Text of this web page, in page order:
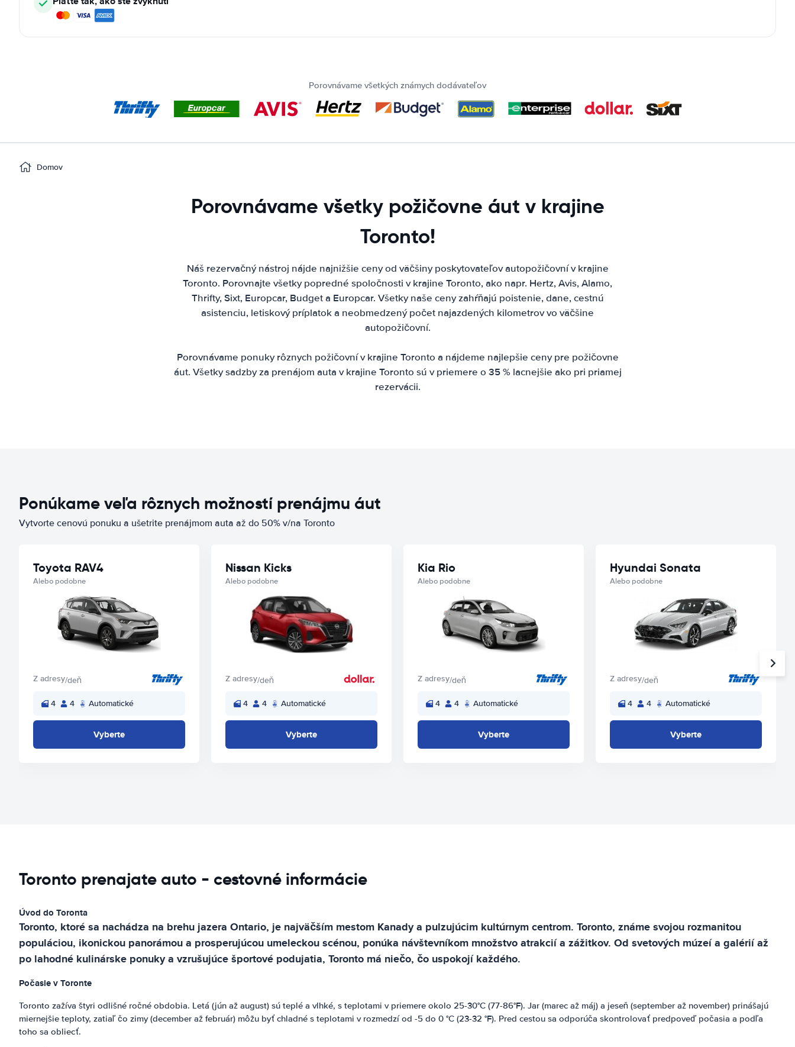
Porovnávame všetkých známych dodávateľov
Domov
Porovnávame všetky požičovne áut v krajine
Toronto!
Náš rezervačný nástroj nájde najnižšie ceny od väčšiny poskytovateľov autopožičovní v krajine
Toronto. Porovnajte všetky popredné spoločnosti v krajine Toronto, ako napr. Hertz, Avis, Alamo,
Thrifty, Sixt, Europcar, Budget a Europcar. Všetky naše ceny zahŕňajú poistenie, dane, cestnú
asistenciu, letiskový príplatok a neobmedzený počet najazdených kilometrov vo väčšine
autopožičovní.
Porovnávame ponuky rôznych požičovní v krajine Toronto a nájdeme najlepšie ceny pre požičovne
áut. Všetky sadzby za prenájom auta v krajine Toronto sú v priemere o 35 % lacnejšie ako pri priamej
rezervácii.
Ponúkame veľa rôznych možností prenájmu áut
Vytvorte cenovú ponuku a ušetrite prenájmom auta až do 50% v/na Toronto
Toyota RAV4
Alebo podobne
Z adresy/deň
4 4 Automatické
Vyberte
Nissan Kicks
Alebo podobne
Z adresy/deň
4 4 Automatické
Vyberte
Kia Rio
Alebo podobne
Z adresy/deň
4 4 Automatické
Vyberte
Hyundai Sonata
Alebo podobne
Z adresy/deň
4 4 Automatické
Vyberte
Toronto prenajate auto - cestovné informácie
Úvod do Toronta
Toronto, ktoré sa nachádza na brehu jazera Ontario, je najväčším mestom Kanady a pulzujúcim kultúrnym centrom. Toronto, známe svojou rozmanitou
populáciou, ikonickou panorámou a prosperujúcou umeleckou scénou, ponúka návštevníkom množstvo atrakcií a zážitkov. Od svetových múzeí a galérií až
po lahodné kulinárske ponuky a vzrušujúce športové podujatia, Toronto má niečo, čo uspokojí každého.
Počasie v Toronte
Toronto zažíva štyri odlišné ročné obdobia. Letá (jún až august) sú teplé a vlhké, s teplotami v priemere okolo 25-30°C (77-86°F). Jar (marec až máj) a jeseň (september až november) prinášajú
miernejšie teploty, zatiaľ čo zimy (december až február) môžu byť chladné s teplotami v rozmedzí od -5 do 0 °C (23-32 °F). Pred cestou sa odporúča skontrolovať predpoveď počasia a podľa
toho sa obliecť.